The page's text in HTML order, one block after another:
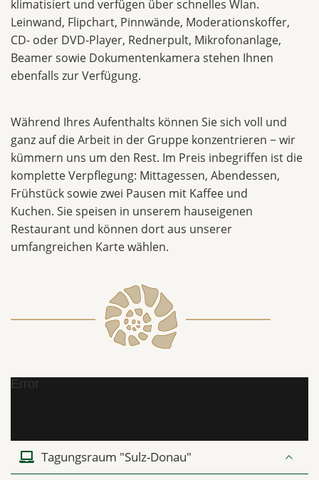
klimatisiert und verfügen über schnelles Wlan.
Leinwand, Flipchart, Pinnwände, Moderationskoffer,
CD- oder DVD-Player, Rednerpult, Mikrofonanlage,
Beamer sowie Dokumentenkamera stehen Ihnen
ebenfalls zur Verfügung.
Während Ihres Aufenthalts können Sie sich voll und
ganz auf die Arbeit in der Gruppe konzentrieren − wir
kümmern uns um den Rest. Im Preis inbegriffen ist die
komplette Verpflegung: Mittagessen, Abendessen,
Frühstück sowie zwei Pausen mit Kaffee und
Kuchen. Sie speisen in unserem hauseigenen
Restaurant und können dort aus unserer
umfangreichen Karte wählen.
Error
Tagungsraum "Sulz-Donau"